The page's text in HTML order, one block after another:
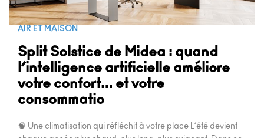
AIR ET MAISON
Split Solstice de Midea : quand
l’intelligence artificielle améliore
votre confort… et votre
consommatio
🧠 Une climatisation qui réfléchit à votre place L’été devient